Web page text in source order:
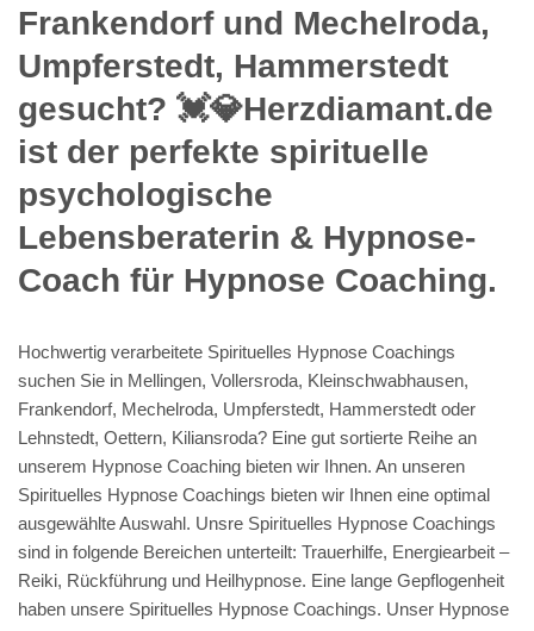
Frankendorf und Mechelroda,
Umpferstedt, Hammerstedt
gesucht? 💓️💎Herzdiamant.de
ist der perfekte spirituelle
psychologische
Lebensberaterin & Hypnose-
Coach für Hypnose Coaching.
Hochwertig verarbeitete Spirituelles Hypnose Coachings
suchen Sie in Mellingen, Vollersroda, Kleinschwabhausen,
Frankendorf, Mechelroda, Umpferstedt, Hammerstedt oder
Lehnstedt, Oettern, Kiliansroda? Eine gut sortierte Reihe an
unserem Hypnose Coaching bieten wir Ihnen. An unseren
Spirituelles Hypnose Coachings bieten wir Ihnen eine optimal
ausgewählte Auswahl. Unsre Spirituelles Hypnose Coachings
sind in folgende Bereichen unterteilt: Trauerhilfe, Energiearbeit –
Reiki, Rückführung und Heilhypnose. Eine lange Gepflogenheit
haben unsere Spirituelles Hypnose Coachings. Unser Hypnose